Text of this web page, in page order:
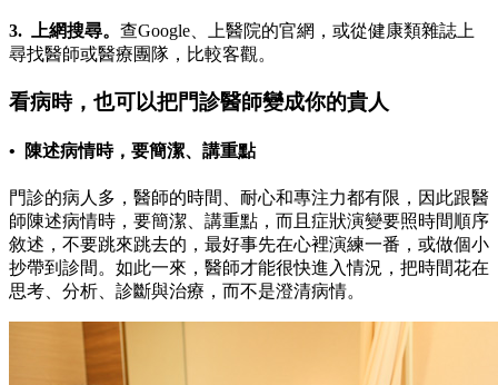
3. 上網搜尋。 查Google、上醫院的官網，或從健康類雜誌上
尋找醫師或醫療團隊，比較客觀。
看病時，也可以把門診醫師變成你的貴人
• 陳述病情時，要簡潔、講重點
門診的病人多，醫師的時間、耐心和專注力都有限，因此跟醫
師陳述病情時，要簡潔、講重點，而且症狀演變要照時間順序
敘述，不要跳來跳去的，最好事先在心裡演練一番，或做個小
抄帶到診間。如此一來，醫師才能很快進入情況，把時間花在
思考、分析、診斷與治療，而不是澄清病情。